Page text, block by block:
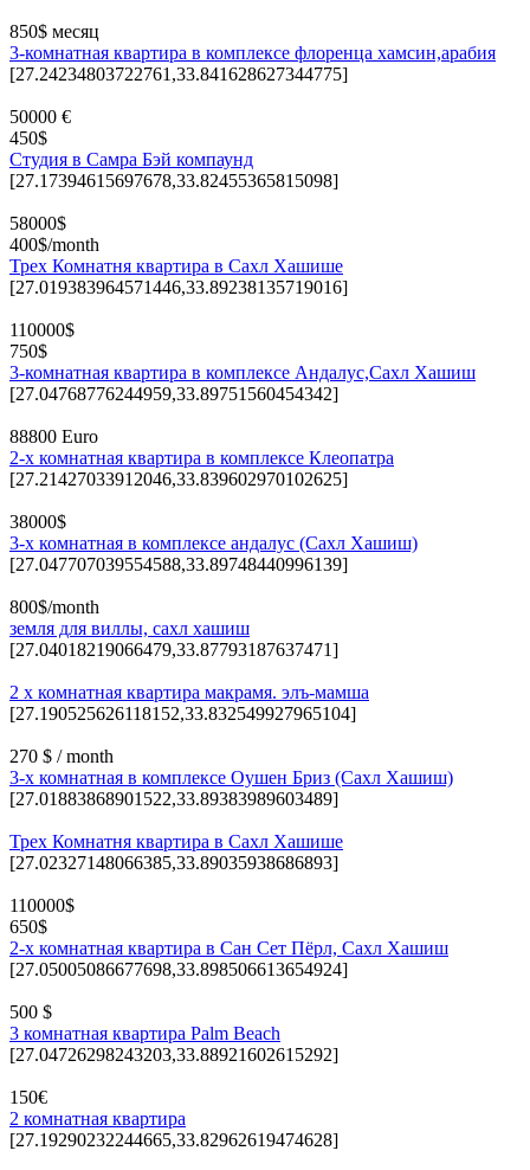
850$ месяц
3-комнатная квартира в комплексе флоренца хамсин,арабия
[27.24234803722761,33.841628627344775]
50000 €
450$
Студия в Самра Бэй компаунд
[27.17394615697678,33.82455365815098]
58000$
400$/month
Трех Комнатня квартира в Сахл Хашише
[27.019383964571446,33.89238135719016]
110000$
750$
3-комнатная квартира в комплексе Андалус,Сахл Хашиш
[27.04768776244959,33.89751560454342]
88800 Euro
2-х комнатная квартира в комплексе Клеопатра
[27.21427033912046,33.839602970102625]
38000$
3-х комнатная в комплексе андалус (Сахл Хашиш)
[27.047707039554588,33.89748440996139]
800$/month
земля для виллы, сахл хашиш
[27.04018219066479,33.87793187637471]
2 х комнатная квартира макрамя. элъ-мамша
[27.190525626118152,33.832549927965104]
270 $ / month
3-х комнатная в комплексе Оушен Бриз (Сахл Хашиш)
[27.01883868901522,33.89383989603489]
Трех Комнатня квартира в Сахл Хашише
[27.02327148066385,33.89035938686893]
110000$
650$
2-х комнатная квартира в Сан Сет Пёрл, Сахл Хашиш
[27.05005086677698,33.898506613654924]
500 $
3 комнатная квартира Palm Beach
[27.04726298243203,33.88921602615292]
150€
2 комнатная квартира
[27.19290232244665,33.82962619474628]